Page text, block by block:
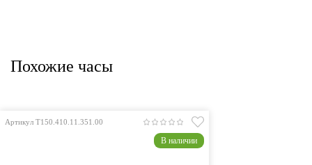
Похожие часы
Артикул T150.410.11.351.00
В наличии